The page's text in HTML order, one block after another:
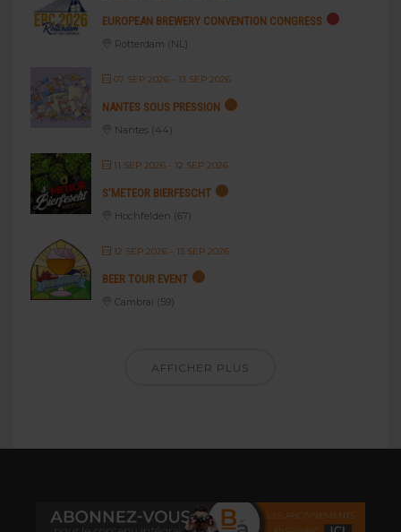
EUROPEAN BREWERY CONVENTION CONGRESS
Rotterdam (NL)
07 SEP 2026- 13 SEP 2026
NANTES SOUS PRESSION
Nantes (44)
11 SEP 2026- 12 SEP 2026
S’METEOR BIERFESCHT
Hochfelden (67)
12 SEP 2026- 13 SEP 2026
BEER TOUR EVENT
Cambrai (59)
AFFICHER PLUS